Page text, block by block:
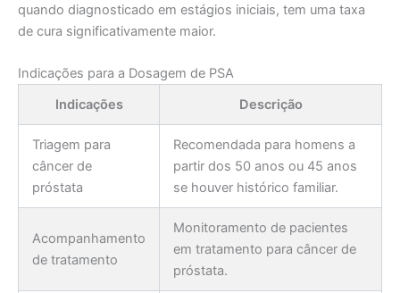
quando diagnosticado em estágios iniciais, tem uma taxa
de cura significativamente maior.
Indicações para a Dosagem de PSA
Indicações
Descrição
Triagem para
câncer de
próstata
Recomendada para homens a
partir dos 50 anos ou 45 anos
se houver histórico familiar.
Acompanhamento
de tratamento
Monitoramento de pacientes
em tratamento para câncer de
próstata.